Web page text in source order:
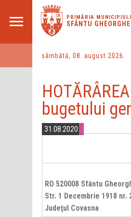
PRIMĂRIA
SFÂNTU GHEORGHE
sâmbătă, 08. august 2026.
bugetului
31.08.2020
RO 520008 Sfântu
Str. 1 Decembrie 1918 nr.
Judeţul Covasna